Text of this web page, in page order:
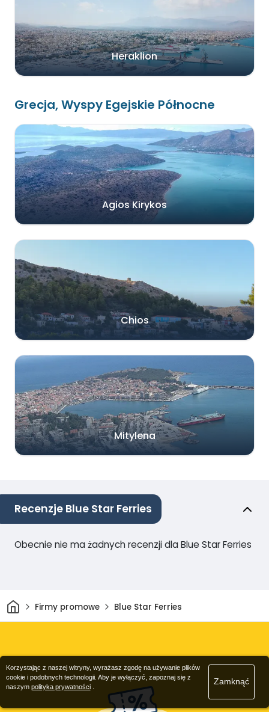
Heraklion
Grecja, Wyspy Egejskie Północne
Agios Kirykos
Chios
Mitylena
Recenzje Blue Star Ferries
Obecnie nie ma żadnych recenzji dla Blue Star Ferries
DomFirmy promowe Blue Star Ferries
Korzystając z naszej witryny, wyrażasz zgodę na używanie plików
cookie i podobnych technologii. Aby je wyłączyć, zapoznaj się z
naszym polityka prywatności.
Zamknąć